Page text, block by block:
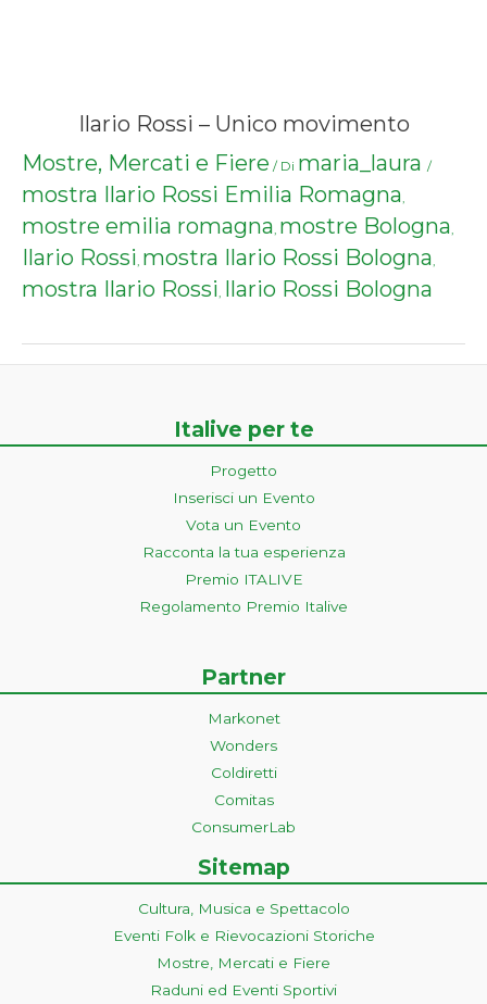
Ilario Rossi – Unico movimento
Mostre, Mercati e Fiere / Di maria_laura /
mostra Ilario Rossi Emilia Romagna,
mostre emilia romagna, mostre Bologna,
Ilario Rossi, mostra Ilario Rossi Bologna,
mostra Ilario Rossi, Ilario Rossi Bologna
Italive per te
Progetto
Inserisci un Evento
Vota un Evento
Racconta la tua esperienza
Premio ITALIVE
Regolamento Premio Italive
Partner
Markonet
Wonders
Coldiretti
Comitas
ConsumerLab
Sitemap
Cultura, Musica e Spettacolo
Eventi Folk e Rievocazioni Storiche
Mostre, Mercati e Fiere
Raduni ed Eventi Sportivi